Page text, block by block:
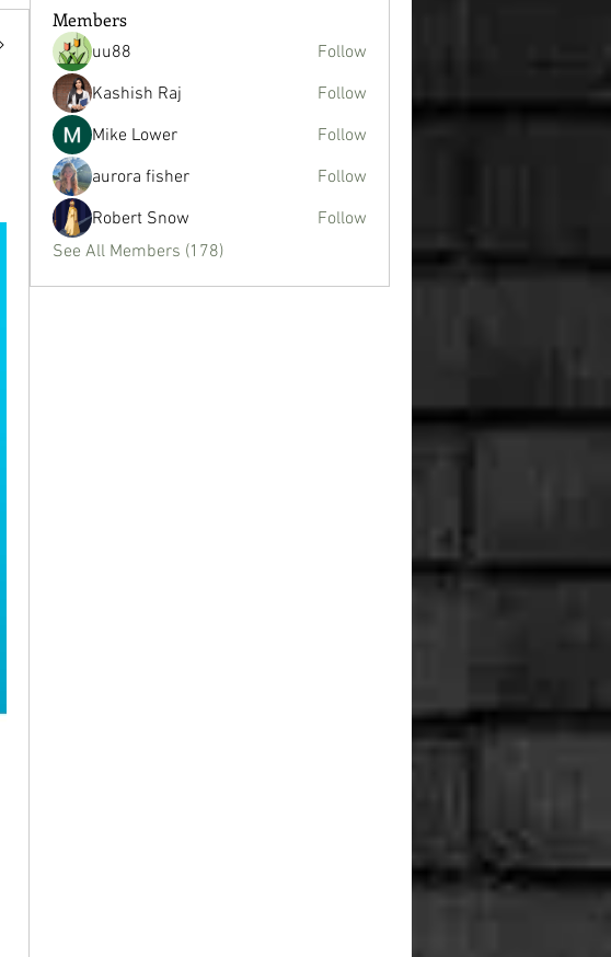
Members
uu88
Follow
Kashish Raj
Follow
Mike Lower
Follow
aurora fisher
Follow
Robert Snow
Follow
See All Members (178)